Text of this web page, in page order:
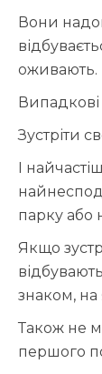
Вони
оживають.
Випадкові
Зустріти
І
парку або
Якщо
знаком, на
Також не
першого